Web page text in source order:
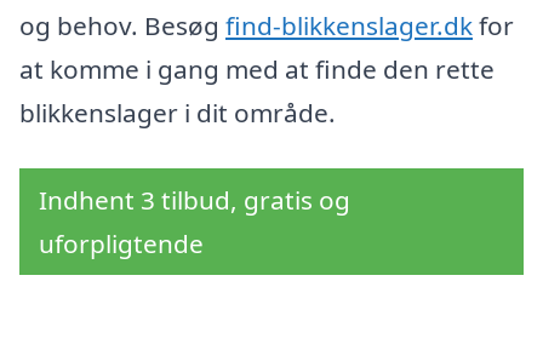
og behov. Besøg find-blikkenslager.dkfor
at komme i gang med at finde den rette
blikkenslager i dit område.
Indhent 3 tilbud, gratis og
uforpligtende